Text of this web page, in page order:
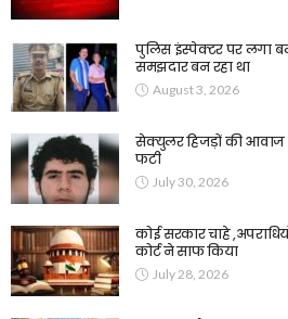
पुलिस इंस्पेक्टर पर लगा
समझदार बन रहा था
August 3, 2026
सेक्युलर हिजड़ों की आवाज
फटी
July 30, 2026
कोई सरकार चाहे
कोर्ट ने साफ किया
July 28, 2026